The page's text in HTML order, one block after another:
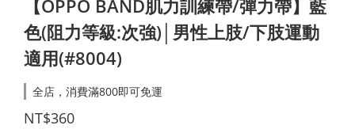
【OPPO BAND肌力訓練帶/彈力帶】藍
色(阻力等級:次強)│男性上肢/下肢運動
適用(#8004)
全店，消費滿800即可免運
NT$360